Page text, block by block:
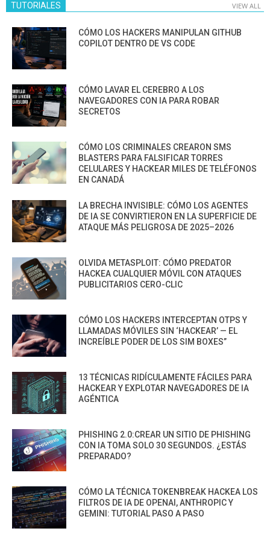
TUTORIALES VIEW ALL
CÓMO LOS HACKERS MANIPULAN GITHUB
COPILOT DENTRO DE VS CODE
CÓMO LAVAR EL CEREBRO A LOS
NAVEGADORES CON IA PARA ROBAR
SECRETOS
CÓMO LOS CRIMINALES CREARON SMS
BLASTERS PARA FALSIFICAR TORRES
CELULARES Y HACKEAR MILES DE TELÉFONOS
EN CANADÁ
LA BRECHA INVISIBLE: CÓMO LOS AGENTES
DE IA SE CONVIRTIERON EN LA SUPERFICIE DE
ATAQUE MÁS PELIGROSA DE 2025–2026
OLVIDA METASPLOIT: CÓMO PREDATOR
HACKEA CUALQUIER MÓVIL CON ATAQUES
PUBLICITARIOS CERO-CLIC
CÓMO LOS HACKERS INTERCEPTAN OTPS Y
LLAMADAS MÓVILES SIN ‘HACKEAR’ — EL
INCREÍBLE PODER DE LOS SIM BOXES”
13 TÉCNICAS RIDÍCULAMENTE FÁCILES PARA
HACKEAR Y EXPLOTAR NAVEGADORES DE IA
AGÉNTICA
PHISHING 2.0:CREAR UN SITIO DE PHISHING
CON IA TOMA SOLO 30 SEGUNDOS. ¿ESTÁS
PREPARADO?
CÓMO LA TÉCNICA TOKENBREAK HACKEA LOS
FILTROS DE IA DE OPENAI, ANTHROPIC Y
GEMINI: TUTORIAL PASO A PASO